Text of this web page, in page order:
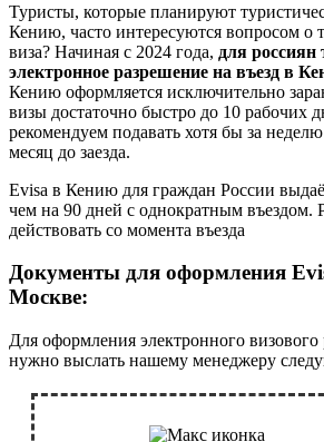
Туристы, которые планируют
Кению, часто интересуются вопросом о
виза? Начиная с 2024 года, для россиян
электронное разрешение на въезд в
Кению оформляется исключительно
визы достаточно быстро до 10 рабочих
рекомендуем подавать хотя бы за
месяц до заезда.
Evisa в Кению для граждан России
чем на 90 дней с однократным въездом.
действовать со момента въезда
Документы для оформления
Москве:
Для оформления электронного
нужно выслать нашему менеджеру